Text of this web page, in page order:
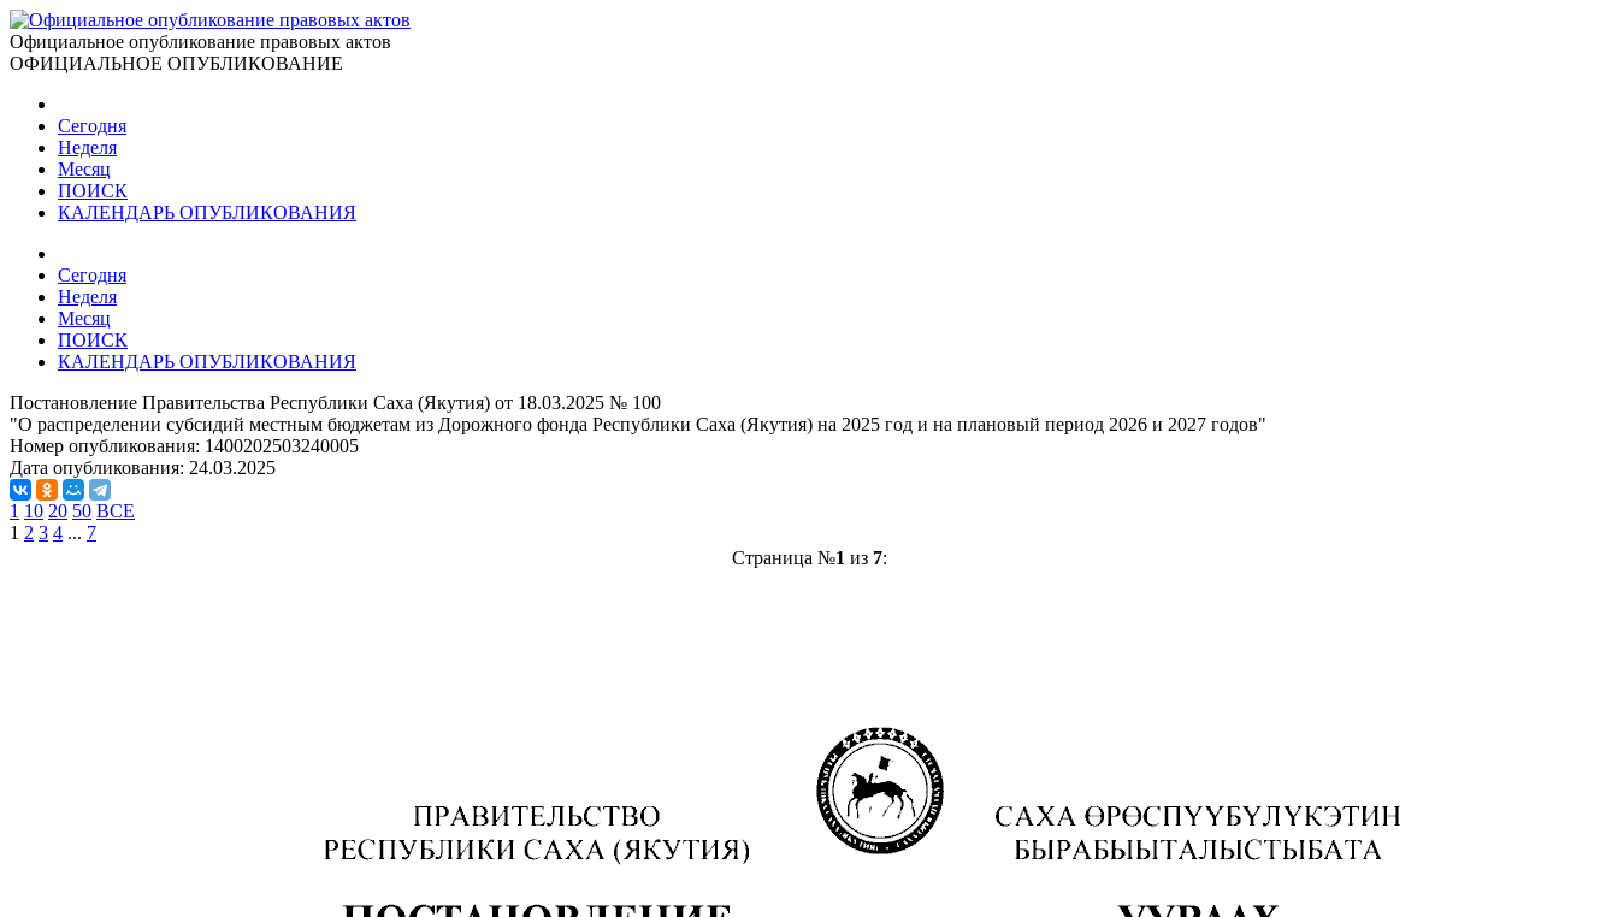
Официальное опубликование правовых актов
ОФИЦИАЛЬНОЕ ОПУБЛИКОВАНИЕ
Сегодня
Неделя
Месяц
ПОИСК
КАЛЕНДАРЬ ОПУБЛИКОВАНИЯ
Сегодня
Неделя
Месяц
ПОИСК
КАЛЕНДАРЬ ОПУБЛИКОВАНИЯ
Постановление Правительства Республики Саха (Якутия) от 18.03.2025 № 100
"О распределении субсидий местным бюджетам из Дорожного фонда Республики Саха (Якутия) на 2025 год и на плановый период 2026 и 2027 годов"
Номер опубликования: 1400202503240005
Дата опубликования: 24.03.2025
1 10 20 50 ВСЕ
1 2 3 4 ... 7
Страница №1 из 7: